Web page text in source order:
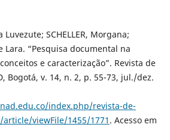
Luvezute; SCHELLER, Morgana;
Lara. “Pesquisa documental na
e caracterização”. Revista de
Bogotá, v. 14, n. 2, p. 55-73, jul./dez.
index.php/revista-de-
viewFile/1455/1771 . Acesso em